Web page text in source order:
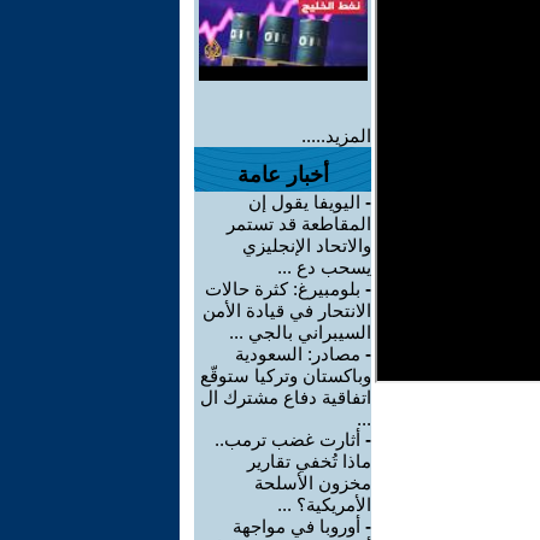
المزيد.....
أخبار عامة
- اليويفا يقول إن
المقاطعة قد تستمر
والاتحاد الإنجليزي
يسحب دع ...
- بلومبيرغ: كثرة حالات
الانتحار في قيادة الأمن
السيبراني بالجي ...
- مصادر: السعودية
وباكستان وتركيا ستوقّع
اتفاقية دفاع مشترك ال
...
- أثارت غضب ترمب..
ماذا تُخفي تقارير
مخزون الأسلحة
الأمريكية؟ ...
- أوروبا في مواجهة